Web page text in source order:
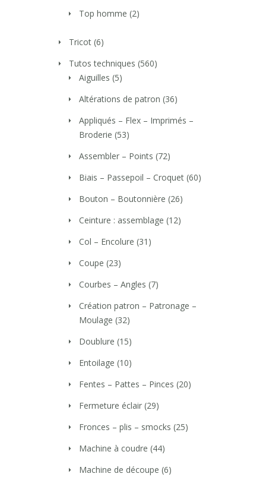
Top homme (2)
Tricot (6)
Tutos techniques (560)
Aiguilles (5)
Altérations de patron (36)
Appliqués – Flex – Imprimés –
Broderie (53)
Assembler – Points (72)
Biais – Passepoil – Croquet (60)
Bouton – Boutonnière (26)
Ceinture : assemblage (12)
Col – Encolure (31)
Coupe (23)
Courbes – Angles (7)
Création patron – Patronage –
Moulage (32)
Doublure (15)
Entoilage (10)
Fentes – Pattes – Pinces (20)
Fermeture éclair (29)
Fronces – plis – smocks (25)
Machine à coudre (44)
Machine de découpe (6)